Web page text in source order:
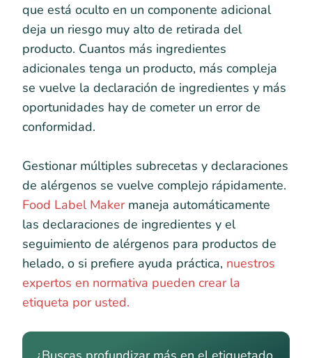
que está oculto en un componente adicional
deja un riesgo muy alto de retirada del
producto. Cuantos más ingredientes
adicionales tenga un producto, más compleja
se vuelve la declaración de ingredientes y más
oportunidades hay de cometer un error de
conformidad.
Gestionar múltiples subrecetas y declaraciones
de alérgenos se vuelve complejo rápidamente.
Food Label Makermaneja automáticamente
las declaraciones de ingredientes y el
seguimiento de alérgenos para productos de
helado, o si prefiere ayuda práctica, nuestros
expertos en normativa pueden crear la
etiqueta por usted.